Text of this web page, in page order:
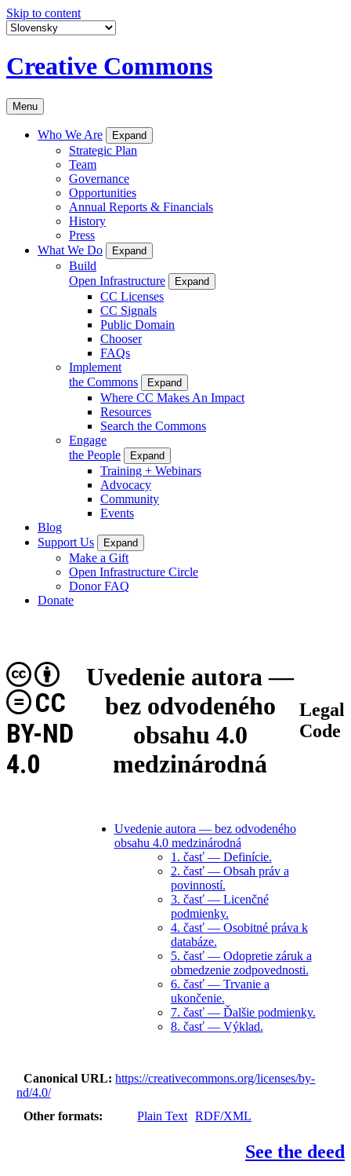
Skip to content
Creative Commons
Menu
Who We Are Expand
Strategic Plan
Team
Governance
Opportunities
Annual Reports & Financials
History
Press
What We Do
Expand
Build
Open Infrastructure
Expand
CC Licenses
CC Signals
Public Domain
Chooser
FAQs
Implement
the Commons
Expand
Where CC Makes An Impact
Resources
Search the Commons
Engage
the People
Expand
Training + Webinars
Advocacy
Community
Events
Blog
Support Us
Expand
Make a Gift
Open Infrastructure Circle
Donor FAQ
Donate
Uvedenie autora —
bez odvodeného
obsahu 4.0
medzinárodná
CC
BY-ND
4.0
Legal
Code
Uvedenie autora — bez odvodeného
obsahu 4.0 medzinárodná
1. časť — Definície.
2. časť — Obsah práv a
povinností.
3. časť — Licenčné
podmienky.
4. časť — Osobitné práva k
databáze.
5. časť — Odopretie záruk a
obmedzenie zodpovednosti.
6. časť — Trvanie a
ukončenie.
7. časť — Ďalšie podmienky.
8. časť — Výklad.
Canonical URL
https://creativecommons.org/licenses/by-
nd/4.0/
Other formats
Plain Text RDF/XML
See the deed